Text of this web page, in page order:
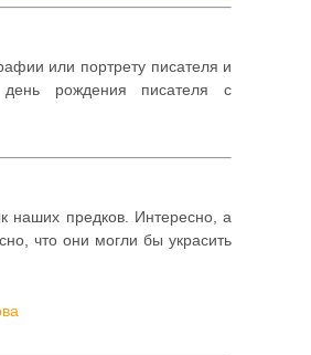
или портрету писателя и
рождения писателя с
наших предков. Интересно, а
что они могли бы украсить